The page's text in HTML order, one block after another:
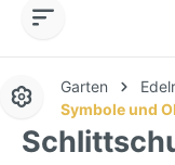
Garten
Symbole und